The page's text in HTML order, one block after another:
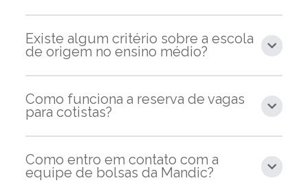
Existe algum critério sobre a escola
de origem no ensino médio?
Como funciona a reserva de vagas
para cotistas?
Como entro em contato com a
equipe de bolsas da Mandic?